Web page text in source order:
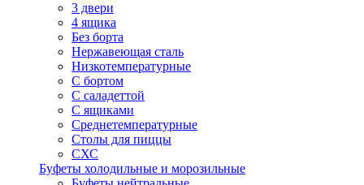
3 двери
4 ящика
Без борта
Нержавеющая сталь
Низкотемпературные
С бортом
С саладеттой
С ящиками
Среднетемпературные
Столы для пиццы
СХС
Буфеты холодильные и морозильные